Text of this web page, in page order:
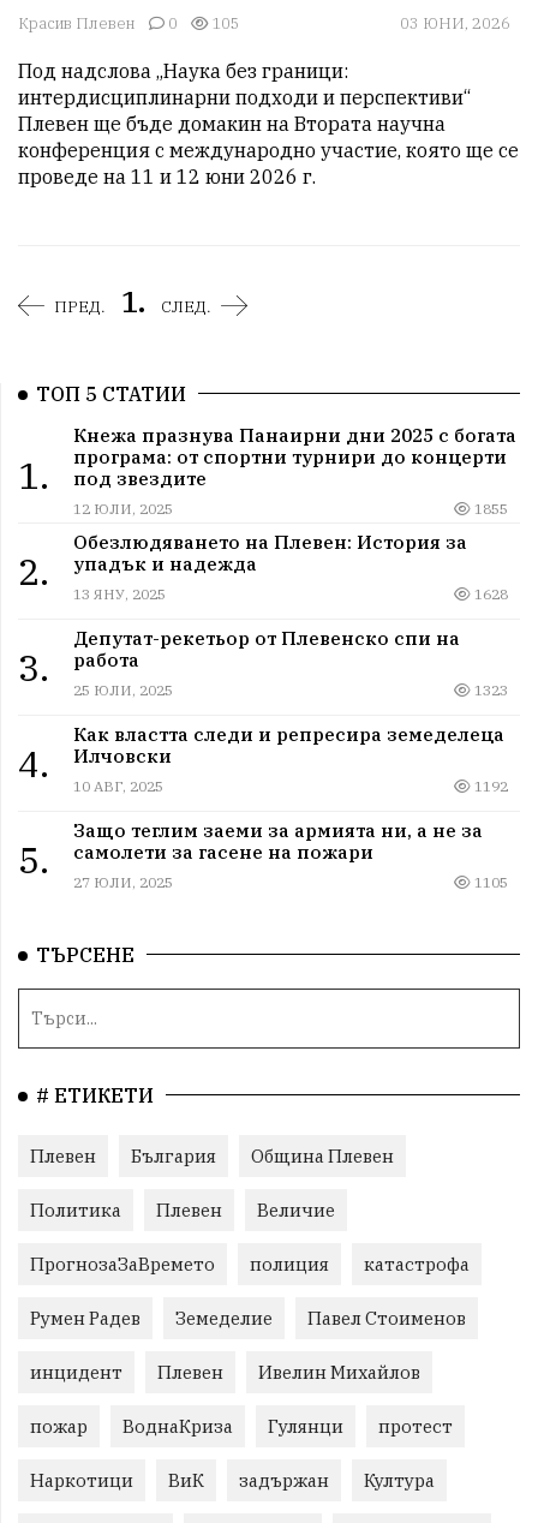
Красив Плевен 0 105 03 ЮНИ, 2026
Под надслова „Наука без граници:
интердисциплинарни подходи и перспективи“
Плевен ще бъде домакин на Втората научна
конференция с международно участие, която ще се
проведе на 11 и 12 юни 2026 г.
ПРЕД. 1. СЛЕД.
ТОП 5 СТАТИИ
1.
Кнежа празнува Панаирни дни 2025 с богата
програма: от спортни турнири до концерти
под звездите
12 ЮЛИ, 2025 1855
2.
Обезлюдяването на Плевен: История за
упадък и надежда
13 ЯНУ, 2025 1628
3.
Депутат-рекетьор от Плевенско спи на
работа
25 ЮЛИ, 2025 1323
4.
Как властта следи и репресира земеделеца
Илчовски
10 АВГ, 2025 1192
5.
Защо теглим заеми за армията ни, а не за
самолети за гасене на пожари
27 ЮЛИ, 2025 1105
ТЪРСЕНЕ
# ЕТИКЕТИ
Плевен България Община Плевен
Политика Плевен Величие
ПрогнозаЗаВремето полиция катастрофа
Румен Радев Земеделие Павел Стоименов
инцидент Плевен Ивелин Михайлов
пожар ВоднаКриза Гулянци протест
Наркотици ВиК задържан Култура